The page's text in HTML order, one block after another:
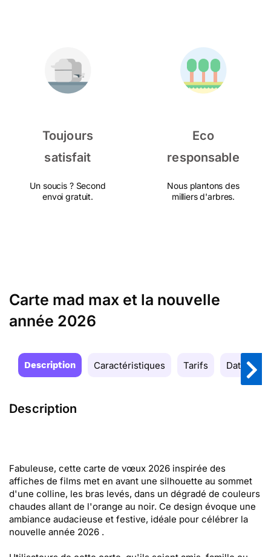
Toujours
satisfait
Un soucis ? Second
envoi gratuit.
Eco
responsable
Nous plantons des
milliers d'arbres.
Carte mad max et la nouvelle
année 2026
Description Caractéristiques Tarifs Date de
Description
Fabuleuse, cette carte de vœux 2026 inspirée des
affiches de films met en avant une silhouette au sommet
d'une colline, les bras levés, dans un dégradé de couleurs
chaudes allant de l'orange au noir. Ce design évoque une
ambiance audacieuse et festive, idéale pour célébrer la
nouvelle année 2026 .